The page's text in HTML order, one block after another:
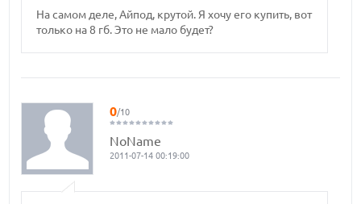
На самом деле, Айпод, крутой. Я хочу его купить, вот
только на 8 гб. Это не мало будет?
0/10
NoName
2011-07-14 00:19:00